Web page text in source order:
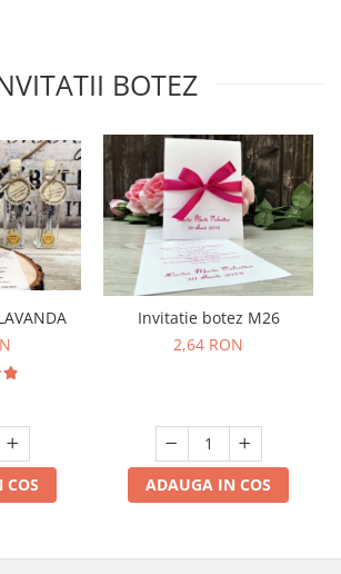
BOTEZ
Invitatie botez M26
2,64 RON
ADAUGA IN COS